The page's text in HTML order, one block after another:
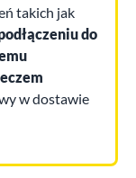
takich jak
do
w dostawie